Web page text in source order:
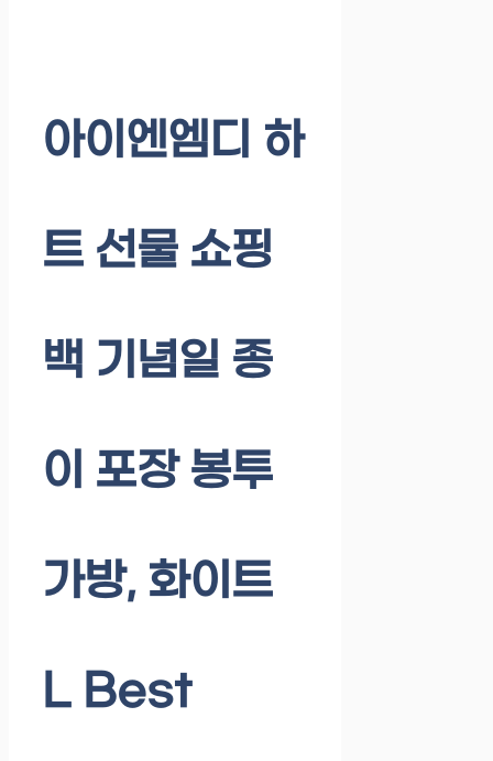
아이엔엠디 하
트 선물 쇼핑
백 기념일 종
이 포장 봉투
가방, 화이트
L Best